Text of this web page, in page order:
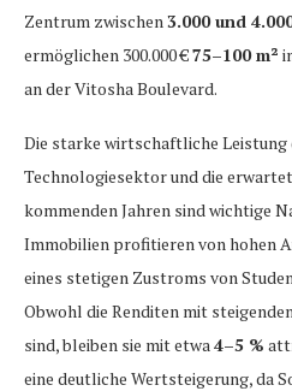
Zentrum zwischen 3.000 und
ermöglichen 300.000 €75–100 m²
an der Vitosha Boulevard.
Die starke wirtschaftliche Leistung
Technologiesektor und die
kommenden Jahren sind wichtige
Immobilien profitieren von hohen
eines stetigen Zustroms von
Obwohl die Renditen mit
sind, bleiben sie mit etwa 4–5 %
eine deutliche Wertsteigerung, da